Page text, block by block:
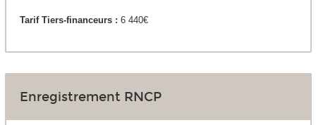
Tarif Tiers-financeurs : 6 440€
Enregistrement RNCP